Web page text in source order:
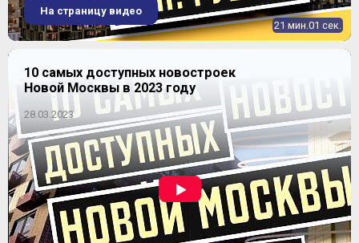
21 мин.01 сек.
На страницу видео
10 самых доступных новостроек
Новой Москвы в 2023 году
28.03.2023